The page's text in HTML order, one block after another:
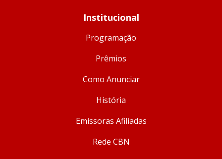
Institucional
Programação
Prêmios
Como Anunciar
História
Emissoras Afiliadas
Rede CBN